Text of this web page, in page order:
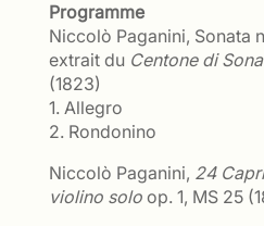
Programme
Niccolò Paganini, Sonata
extrait du Centone di
(1823)
1. Allegro
2. Rondonino
Niccolò Paganini, 24
violino soloop. 1, MS 25